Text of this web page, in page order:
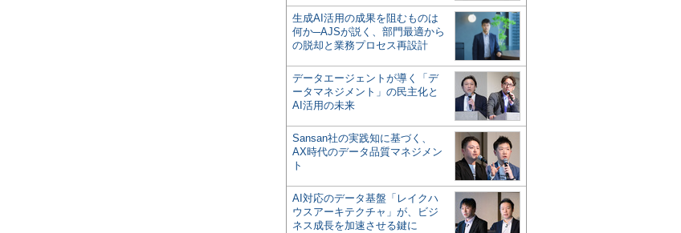
生成AI活用の成果を阻むものは
何か─AJSが説く、部門最適から
の脱却と業務プロセス再設計
データエージェントが導く「デ
ータマネジメント」の民主化と
AI活用の未来
Sansan社の実践知に基づく、
AX時代のデータ品質マネジメン
ト
AI対応のデータ基盤「レイクハ
ウスアーキテクチャ」が、ビジ
ネス成長を加速させる鍵に